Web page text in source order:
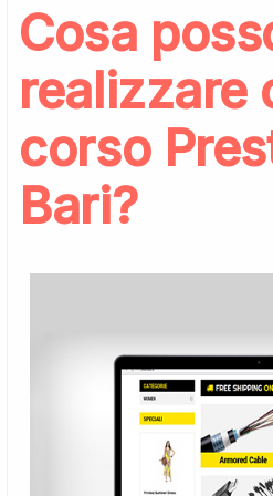
Cosa
realizzare
corso
Bari?